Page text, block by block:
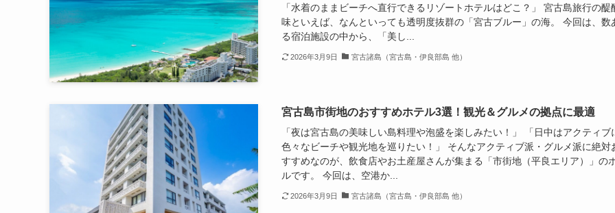
「水着のままビーチへ直行できるリゾートホテルはどこ？」 宮古島旅行の醍
味といえば、なんといっても透明度抜群の「宮古ブルー」の海。 今回は、数
る宿泊施設の中から、「美し...
2026年3月9日 宮古諸島（宮古島・伊良部島 他）
宮古島市街地のおすすめホテル3選！観光＆グルメの拠点に最適
「夜は宮古島の美味しい島料理や泡盛を楽しみたい！」 「日中はアクティブ
色々なビーチや観光地を巡りたい！」 そんなアクティブ派・グルメ派に絶対
すすめなのが、飲食店やお土産屋さんが集まる「市街地（平良エリア）」の
ルです。 今回は、空港か...
2026年3月9日 宮古諸島（宮古島・伊良部島 他）